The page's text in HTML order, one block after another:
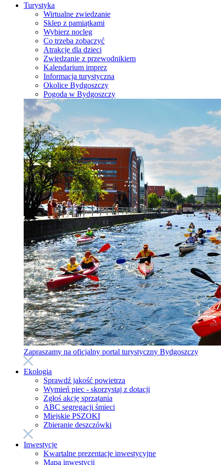
Turystyka
Wirtualne zwiedzanie
Sklep z pamiątkami
Wybierz nocleg
Co trzeba zobaczyć
Atrakcje dla dzieci
Zwiedzanie z przewodnikiem
Kalendarium imprez
Informacja turystyczna
Okolice Bydgoszczy
Pogoda w Bydgoszczy
Zapraszamy na oficjalny portal turystyczny Bydgoszczy
Ekologia
Sprawdź jakość powietrza
Wymień piec - skorzystaj z dotacji
Zgłoś akcję sprzątania
ABC segregacji śmieci
Miejskie PSZOKI
Zbieranie deszczówki
Inwestycje
Kwartalne prezentacje inwestycyjne
Mapa inwestycji